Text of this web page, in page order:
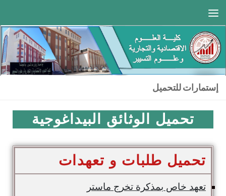
إستمارات للتحميل
تحميل الوثائق البيداغوجية
تحميل طلبات و تعهدات
تعهد خاص بمذكرة تخرج ماستر